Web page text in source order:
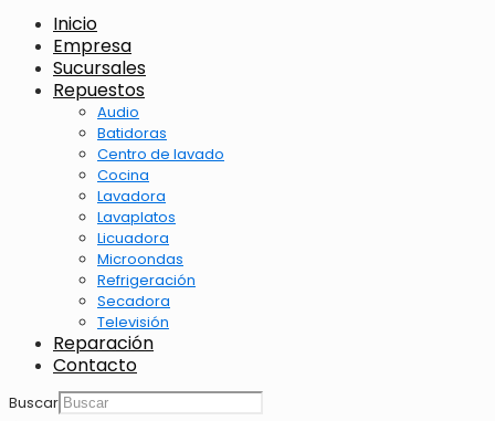
Inicio
Empresa
Sucursales
Repuestos
Audio
Batidoras
Centro de lavado
Cocina
Lavadora
Lavaplatos
Licuadora
Microondas
Refrigeración
Secadora
Televisión
Reparación
Contacto
Buscar